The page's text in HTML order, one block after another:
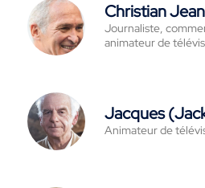
Christian
Journaliste,
animateur de
Jacques
Animateur de